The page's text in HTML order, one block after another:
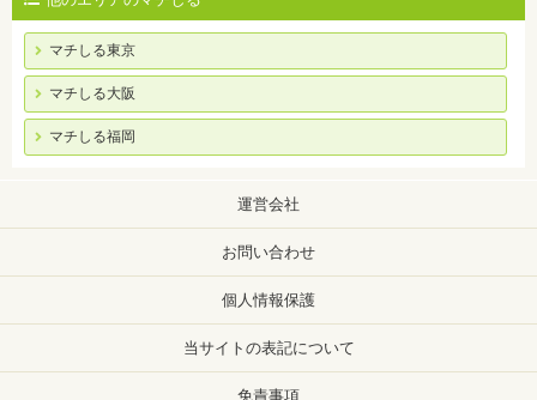
マチしる東京
マチしる大阪
マチしる福岡
運営会社
お問い合わせ
個人情報保護
当サイトの表記について
免責事項